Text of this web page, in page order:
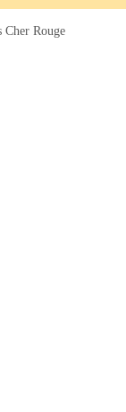
Cher Rouge